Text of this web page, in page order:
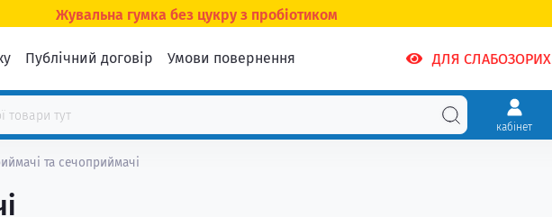
Жувальна гумка без цукру з пробіотиком
Публічний договір Умови повернення ДЛЯ СЛАБОЗОРИХ
кабінет
та сечоприймачі